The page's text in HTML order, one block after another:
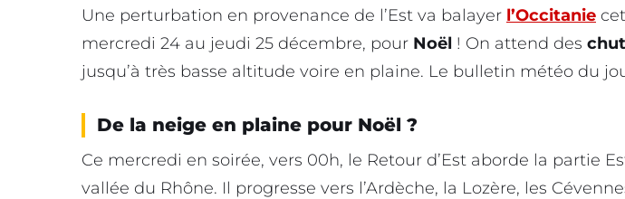
Une perturbation en provenance de l’Est va balayer l’Occitanie
mercredi 24 au jeudi 25 décembre, pour Noël ! On attend des
jusqu’à très basse altitude voire en plaine. Le bulletin météo du
De la neige en plaine pour Noël ?
Ce mercredi en soirée, vers 00h, le Retour d’Est aborde la partie
vallée du Rhône. Il progresse vers l’Ardèche, la Lozère, les